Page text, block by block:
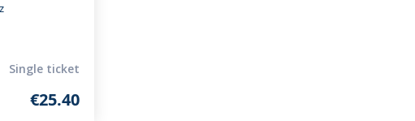
Single ticket
€25.40